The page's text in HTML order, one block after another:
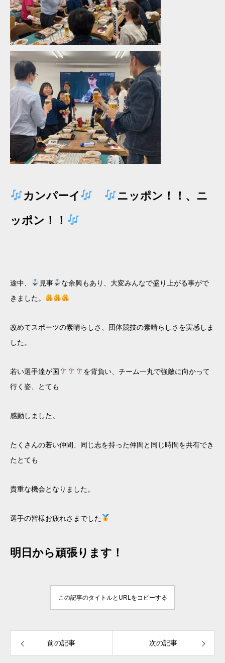
カンパーイ
ニッポン！！、ニ
ッポン！！
途中、 見事
な余興もあり、大変みんなで盛り上がる事がで
きました。
改めてスポーツの素晴らしさ、団体競技の素晴らしさを実感しま
した。
若い選手達が国
を背負い、チーム一丸で強敵に向かって
行く姿、とても
感動しました。
たくさんの若い仲間、同じ志を持った仲間と同じ時間を共有でき
たとても
貴重な機会となりました。
選手の皆様お疲れさまでした
明日から頑張ります！
この記事のタイトルとURLをコピーする
前の記事 次の記事